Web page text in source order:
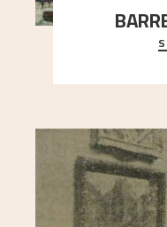
A looming
here, and stands